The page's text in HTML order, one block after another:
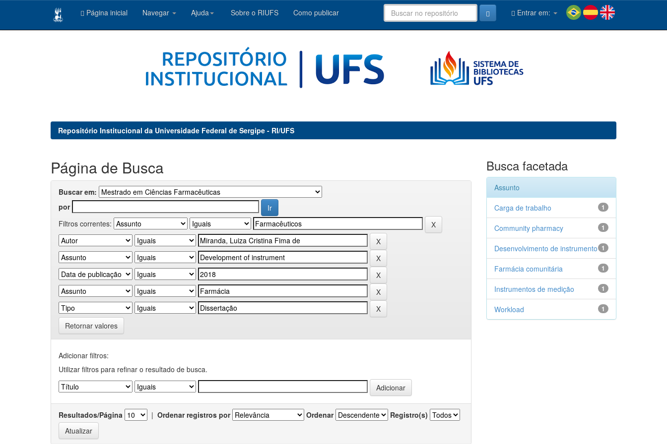
Página inicial Navegar Ajuda Sobre o RIUFS Como publicar Entrar em:
Repositório Institucional da Universidade Federal de Sergipe - RI/UFS
Página de Busca
Buscar em:
por
Filtros correntes:
Retornar valores
Adicionar filtros:
Utilizar filtros para refinar o resultado de busca.
Resultados/Página | Ordenar registros por Ordenar Registro(s)
Busca facetada
Assunto
1
Carga de trabalho
1
Community pharmacy
1
Desenvolvimento de instrumento
1
Farmácia comunitária
1
Instrumentos de medição
1
Workload